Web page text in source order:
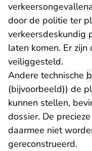
door de politie ter
verkeersdeskundig
laten komen. Er zijn
veiliggesteld.
Andere technische
(bijvoorbeeld)) de
kunnen stellen,
dossier. De
daarmee niet
gereconstrueerd.